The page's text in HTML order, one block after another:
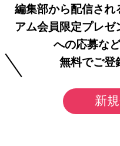
編集部から配信され
アム会員限定プレ
への応募な
無料でご登
新